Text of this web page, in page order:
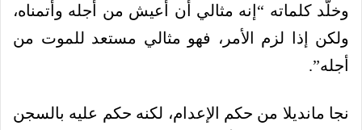
وخلّد كلماته “إنه مثالي أن أعيش من أجله وأتمناه،
ولكن إذا لزم الأمر، فهو مثالي مستعد للموت من
أجله”.
نجا مانديلا من حكم الإعدام، لكنه حكم عليه بالسجن